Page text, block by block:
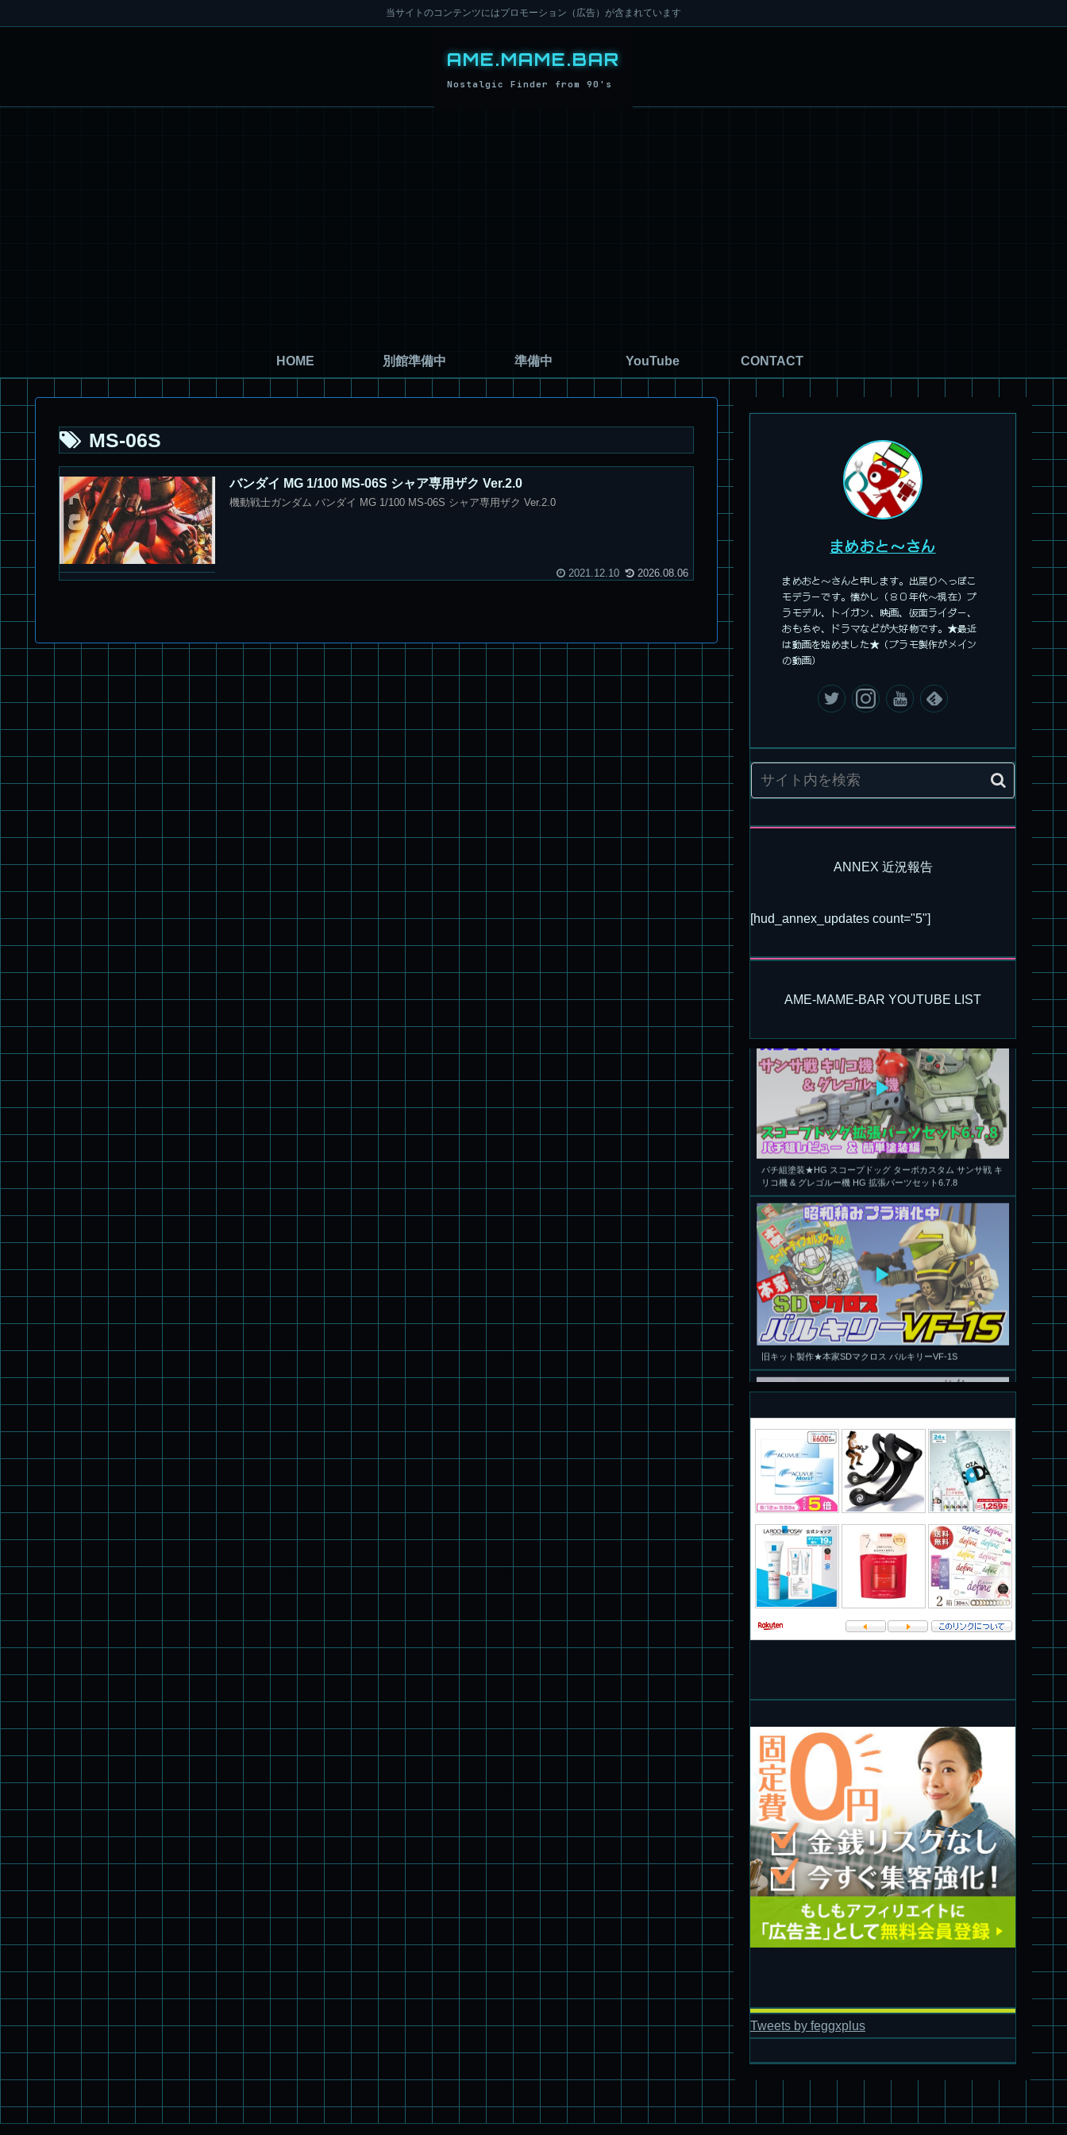
当サイトのコンテンツにはプロモーション（広告）が含まれています
HOME 別館準備中 準備中 YouTube CONTACT
MS-06S
バンダイ MG 1/100 MS-06S シャア専用ザク Ver.2.0
機動戦士ガンダム バンダイ MG 1/100 MS-06S シャア専用ザク Ver.2.0
2021.12.10 2026.08.06
まめおと～さん
まめおと～さんと申します。出戻りへっぽこ
モデラーです。懐かし（８０年代～現在）プ
ラモデル、トイガン、映画、仮面ライダー、
おもちゃ、ドラマなどが大好物です。★最近
は動画を始めました★（プラモ製作がメイン
の動画）
ANNEX 近況報告
[hud_annex_updates count="5"]
AME-MAME-BAR YOUTUBE LIST
旧キット製作★アオシマ ロボダッチ モビルZ
パチ組塗装★モデロイド 1/60 イングラム リアクティブアーマ
ー
旧キット製作★アリイ 1/72 アーマードバルキリー
パチ組塗装★HG スコープドッグ ターボカスタム サンサ戦 キ
リコ機 & グレゴルー機 HG 拡張パーツセット6.7.8
旧キット製作★本家SDマクロス バルキリーVF-1S
パチ組塗装★PLAMAX 1/72 バトロイド・バルキリー VF-1S ロ
イ・フォッカー スペシャル
旧キット製作★アオシマ ロボダッチ モビルタマゴロー
パチ組塗装★バンダイ HG スコープドッグ拡張セット3～5
ブルーティッシュドッグ &
Tweets by feggxplus